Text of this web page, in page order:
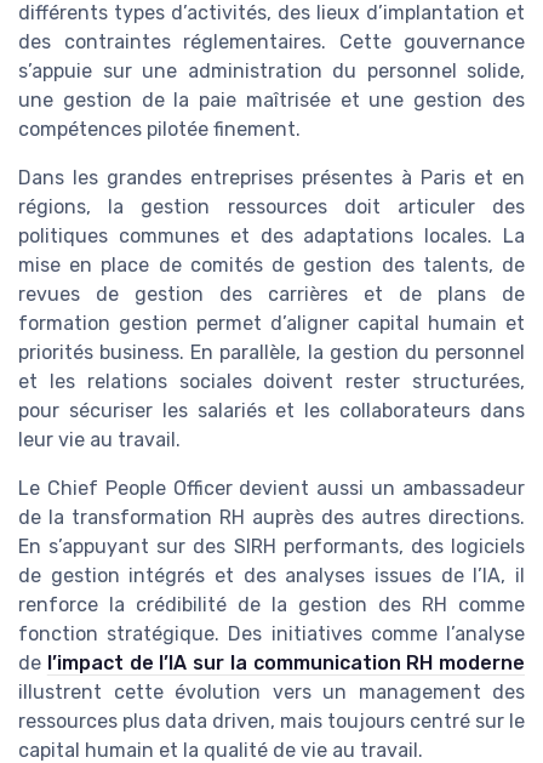
différents types d’activités, des lieux d’implantation et
des contraintes réglementaires. Cette gouvernance
s’appuie sur une administration du personnel solide,
une gestion de la paie maîtrisée et une gestion des
compétences pilotée finement.
Dans les grandes entreprises présentes à Paris et en
régions, la gestion ressources doit articuler des
politiques communes et des adaptations locales. La
mise en place de comités de gestion des talents, de
revues de gestion des carrières et de plans de
formation gestion permet d’aligner capital humain et
priorités business. En parallèle, la gestion du personnel
et les relations sociales doivent rester structurées,
pour sécuriser les salariés et les collaborateurs dans
leur vie au travail.
Le Chief People Officer devient aussi un ambassadeur
de la transformation RH auprès des autres directions.
En s’appuyant sur des SIRH performants, des logiciels
de gestion intégrés et des analyses issues de l’IA, il
renforce la crédibilité de la gestion des RH comme
fonction stratégique. Des initiatives comme l’analyse
de l’impact de l’IA sur la communication RH moderne
illustrent cette évolution vers un management des
ressources plus data driven, mais toujours centré sur le
capital humain et la qualité de vie au travail.